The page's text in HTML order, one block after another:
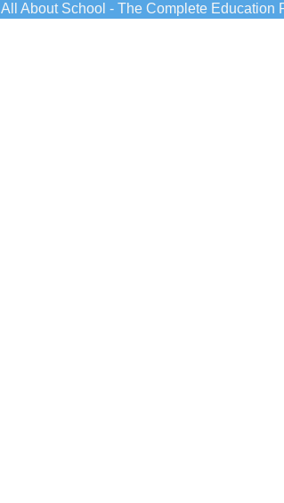
All About School - The Complete Education